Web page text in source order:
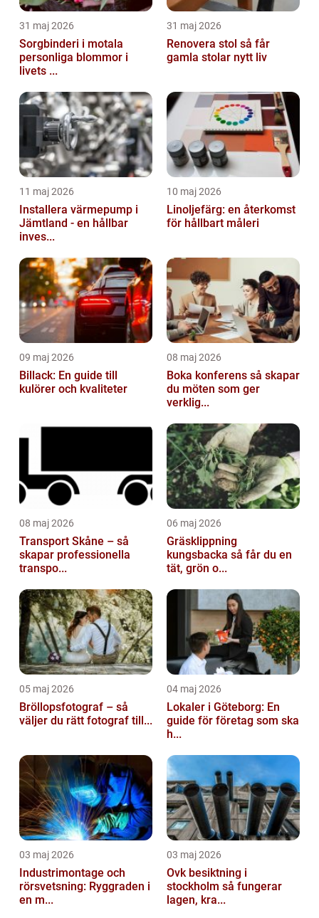
31 maj 2026
Sorgbinderi i motala
personliga blommor i
livets ...
31 maj 2026
Renovera stol så får
gamla stolar nytt liv
11 maj 2026
Installera värmepump i
Jämtland - en hållbar
inves...
10 maj 2026
Linoljefärg: en återkomst
för hållbart måleri
09 maj 2026
Billack: En guide till
kulörer och kvaliteter
08 maj 2026
Boka konferens så skapar
du möten som ger
verklig...
08 maj 2026
Transport Skåne – så
skapar professionella
transpo...
06 maj 2026
Gräsklippning
kungsbacka så får du en
tät, grön o...
05 maj 2026
Bröllopsfotograf – så
väljer du rätt fotograf till...
04 maj 2026
Lokaler i Göteborg: En
guide för företag som ska
h...
03 maj 2026
Industrimontage och
rörsvetsning: Ryggraden i
en m...
03 maj 2026
Ovk besiktning i
stockholm så fungerar
lagen, kra...